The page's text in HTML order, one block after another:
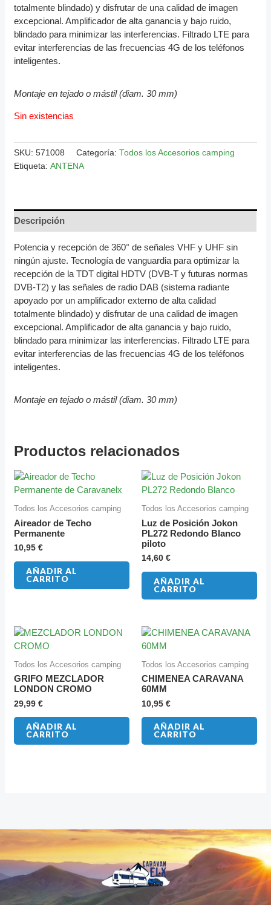
totalmente blindado) y disfrutar de una calidad de imagen
excepcional. Amplificador de alta ganancia y bajo ruido,
blindado para minimizar las interferencias. Filtrado LTE para
evitar interferencias de las frecuencias 4G de los teléfonos
inteligentes.
Montaje en tejado o mástil (diam. 30 mm)
Sin existencias
SKU:571008 Categoría:Todos los Accesorios camping
Etiqueta:ANTENA
Descripción
Potencia y recepción de 360° de señales VHF y UHF sin
ningún ajuste. Tecnología de vanguardia para optimizar la
recepción de la TDT digital HDTV (DVB-T y futuras normas
DVB-T2) y las señales de radio DAB (sistema radiante
apoyado por un amplificador externo de alta calidad
totalmente blindado) y disfrutar de una calidad de imagen
excepcional. Amplificador de alta ganancia y bajo ruido,
blindado para minimizar las interferencias. Filtrado LTE para
evitar interferencias de las frecuencias 4G de los teléfonos
inteligentes.
Montaje en tejado o mástil (diam. 30 mm)
Productos relacionados
Todos los Accesorios camping
Aireador de Techo
Permanente
10,95€
AÑADIR AL
CARRITO
Todos los Accesorios camping
Luz de Posición Jokon
PL272 Redondo Blanco
piloto
14,60 €
AÑADIR AL
CARRITO
Todos los Accesorios camping
GRIFO MEZCLADOR
LONDON CROMO
29,99€
AÑADIR AL
CARRITO
Todos los Accesorios camping
CHIMENEA CARAVANA
60MM
10,95 €
AÑADIR AL
CARRITO